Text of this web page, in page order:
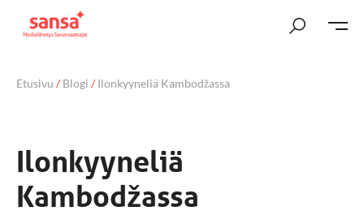
Etusivu /Blogi /Ilonkyyneliä Kambodžassa
Ilonkyyneliä
Kambodžassa